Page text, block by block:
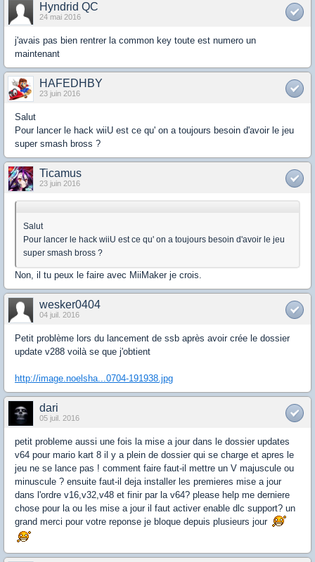
Hyndrid QC
24 mai 2016
j'avais pas bien rentrer la common key toute est numero un
maintenant
HAFEDHBY
23 juin 2016
Salut
Pour lancer le hack wiiU est ce qu' on a toujours besoin d'avoir le jeu
super smash bross ?
Ticamus
23 juin 2016
Salut
Pour lancer le hack wiiU est ce qu' on a toujours besoin d'avoir le jeu
super smash bross ?
Non, il tu peux le faire avec MiiMaker je crois.
wesker0404
04 juil. 2016
Petit problème lors du lancement de ssb après avoir crée le dossier
update v288 voilà se que j'obtient
http://image.noelsha...0704-191938.jpg
dari
05 juil. 2016
petit probleme aussi une fois la mise a jour dans le dossier updates
v64 pour mario kart 8 il y a plein de dossier qui se charge et apres le
jeu ne se lance pas ! comment faire faut-il mettre un V majuscule ou
minuscule ? ensuite faut-il deja installer les premieres mise a jour
dans l'ordre v16,v32,v48 et finir par la v64? please help me derniere
chose pour la ou les mise a jour il faut activer enable dlc support? un
grand merci pour votre reponse je bloque depuis plusieurs jour